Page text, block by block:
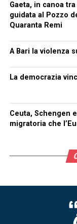
Gaeta, in canoa
guidata al Pozzo
Quaranta Remi
A Bari la violenza
La democrazia
Ceuta, Schengen
migratoria che